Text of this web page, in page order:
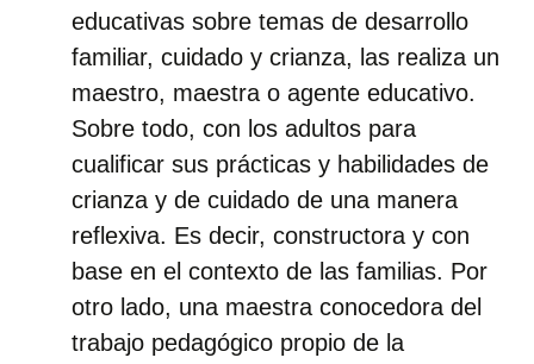
educativas sobre temas de desarrollo
familiar, cuidado y crianza, las realiza un
maestro, maestra o agente educativo.
Sobre todo, con los adultos para
cualificar sus prácticas y habilidades de
crianza y de cuidado de una manera
reflexiva. Es decir, constructora y con
base en el contexto de las familias. Por
otro lado, una maestra conocedora del
trabajo pedagógico propio de la